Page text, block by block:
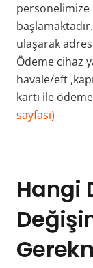
personelimize
ulaşarak
Ödeme cihaz
havale/eft
kartı ile
sayfası)
Hangi